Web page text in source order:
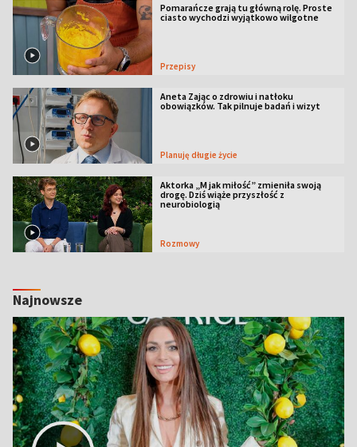
Pomarańcze grają tu główną rolę. Proste
ciasto wychodzi wyjątkowo wilgotne
Przepisy
Aneta Zając o zdrowiu i natłoku
obowiązków. Tak pilnuje badań i wizyt
Planuję długie życie
Aktorka „M jak miłość” zmieniła swoją
drogę. Dziś wiąże przyszłość z
neurobiologią
Rozmowy
Najnowsze